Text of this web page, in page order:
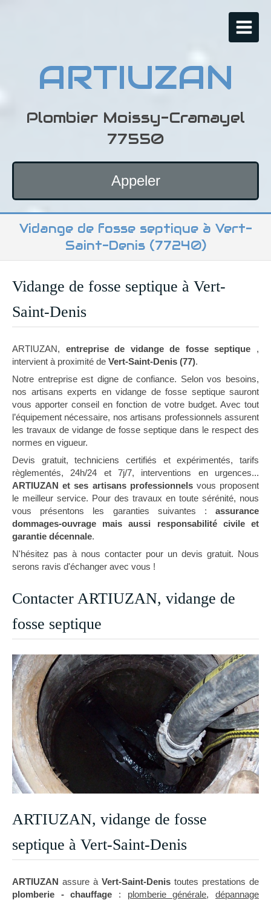
ARTIUZAN
Plombier Moissy-Cramayel
77550
Appeler
Vidange de fosse septique à Vert-
Saint-Denis (77240)
Vidange de fosse septique à Vert-
Saint-Denis
ARTIUZAN, entreprise de vidange de fosse septique ,
intervient à proximité de Vert-Saint-Denis (77).
Notre entreprise est digne de confiance. Selon vos besoins,
nos artisans experts en vidange de fosse septique sauront
vous apporter conseil en fonction de votre budget. Avec tout
l’équipement nécessaire, nos artisans professionnels assurent
les travaux de vidange de fosse septique dans le respect des
normes en vigueur.
Devis gratuit, techniciens certifiés et expérimentés, tarifs
règlementés, 24h/24 et 7j/7, interventions en urgences...
ARTIUZAN et ses artisans professionnelsvous proposent
le meilleur service. Pour des travaux en toute sérénité, nous
vous présentons les garanties suivantes : assurance
dommages-ouvrage mais aussi responsabilité civile et
garantie décennale.
N'hésitez pas à nous contacter pour un devis gratuit. Nous
serons ravis d'échanger avec vous !
Contacter ARTIUZAN, vidange de
fosse septique
ARTIUZAN, vidange de fosse
septique à Vert-Saint-Denis
ARTIUZAN assure à Vert-Saint-Denis toutes prestations de
plomberie - chauffage : plomberie générale,dépannage